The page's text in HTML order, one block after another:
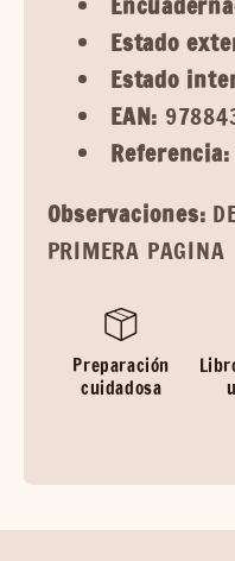
Estado
Estado
EAN:
Referencia:
Observaciones:
PRIMERA PAGINA
Preparación
cuidadosa